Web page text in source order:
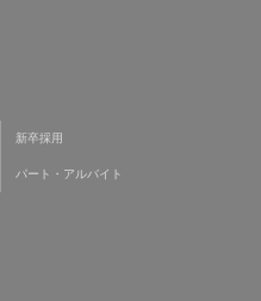
新卒採用
パート・アルバイト